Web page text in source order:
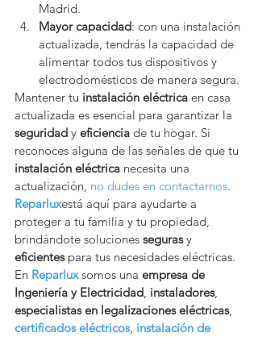
Madrid.
Mayor capacidad: con una instalación
actualizada, tendrás la capacidad de
alimentar todos tus dispositivos y
electrodomésticos de manera segura.
Mantener tu instalación eléctrica en casa
actualizada es esencial para garantizar la
seguridad y eficiencia de tu hogar. Si
reconoces alguna de las señales de que tu
instalación eléctrica necesita una
actualización, no dudes en contactarnos.
Reparluxestá aquí para ayudarte a
proteger a tu familia y tu propiedad,
brindándote soluciones seguras y
eficientes para tus necesidades eléctricas.
En Reparlux somos una empresa de
Ingeniería y Electricidad, instaladores,
especialistas en legalizaciones eléctricas,
certificados eléctricos, instalación de